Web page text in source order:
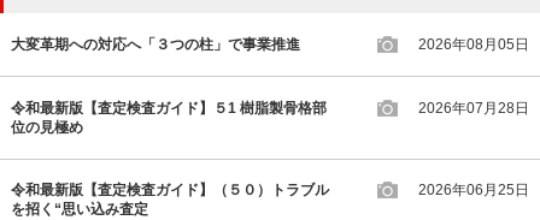
大変革期への対応へ「３つの柱」で事業推進 2026年08月05日
令和最新版【査定検査ガイド】５1 樹脂製骨格部
位の見極め
2026年07月28日
令和最新版【査定検査ガイド】（５０）トラブル
を招く“思い込み査定
2026年06月25日